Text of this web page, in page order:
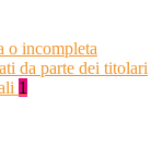
o incompleta
da parte dei titolari
1